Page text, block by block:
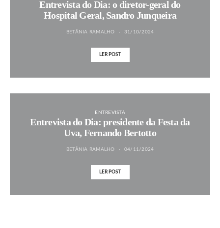
Entrevista do Dia: o diretor-geral do
Hospital Geral, Sandro Junqueira
BETÂNIA RAMALHO 31/10/2024
LER POST
ENTREVISTA
Entrevista do Dia: presidente da Festa da
Uva, Fernando Bertotto
BETÂNIA RAMALHO 04/11/2024
LER POST